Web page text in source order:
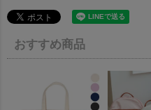
おすすめ商品